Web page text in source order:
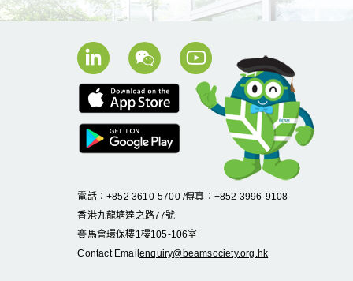
電話：+852 3610-5700 /傳真：+852 3996-9108
香港九龍塘達之路77號
賽馬會環保樓1 樓105-106室
Contact Emailenquiry@beamsociety.org.hk